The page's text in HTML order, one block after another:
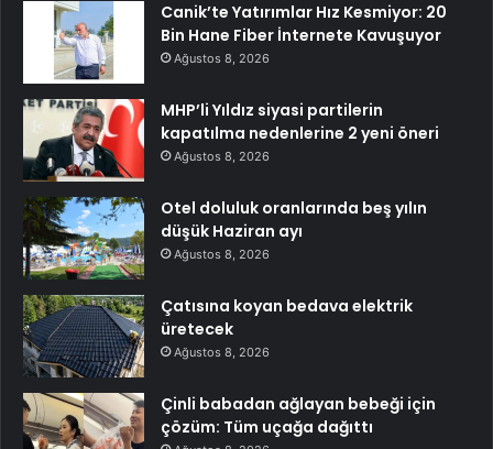
Canik’te Yatırımlar Hız Kesmiyor: 20
Bin Hane Fiber İnternete Kavuşuyor
Ağustos 8, 2026
MHP’li Yıldız siyasi partilerin
kapatılma nedenlerine 2 yeni öneri
Ağustos 8, 2026
Otel doluluk oranlarında beş yılın
düşük Haziran ayı
Ağustos 8, 2026
Çatısına koyan bedava elektrik
üretecek
Ağustos 8, 2026
Çinli babadan ağlayan bebeği için
çözüm: Tüm uçağa dağıttı